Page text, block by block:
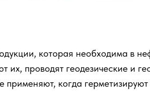
которая необходима в
их, проводят геодезические и
когда